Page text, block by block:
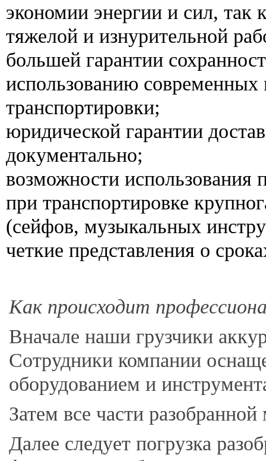
экономии энергии и сил, так
тяжелой и изнурительной
большей гарантии
использованию современных
транспортировки;
юридической гарантии
документально;
возможности использования
при транспортировке
(сейфов, музыкальных
четкие представления о
Как происходит
Вначале наши грузчики
Сотрудники компании
оборудованием и
Затем все части
Далее следует погрузка